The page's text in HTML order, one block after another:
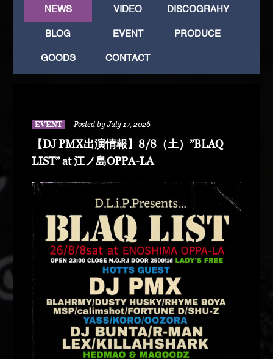
NEWS VIDEO DISCOGRAHY
BLOG EVENT PRODUCE
GOODS CONTACT
EVENT Posted by July 17, 2026
【DJ PMX出演情報】8/8（土）”BLAQ
LIST” at 江ノ島OPPA-LA